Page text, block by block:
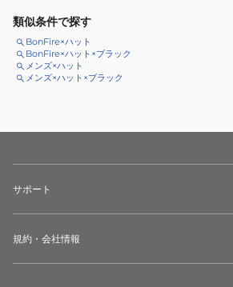
類似条件で探す
BonFire×ハット
BonFire×ハット×ブラック
メンズ×ハット
メンズ×ハット×ブラック
サポート
規約・会社情報